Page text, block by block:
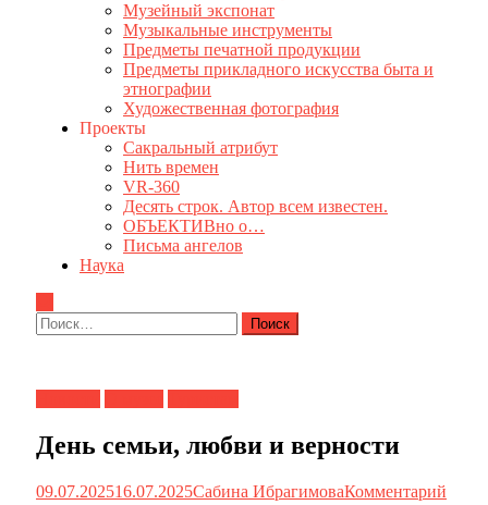
Музейный экспонат
Музыкальные инструменты
Предметы печатной продукции
Предметы прикладного искусства быта и
этнографии
Художественная фотография
Проекты
Сакральный атрибут
Нить времен
VR-360
Десять строк. Автор всем известен.
ОБЪЕКТИВно о…
Письма ангелов
Наука
Найти:
День семьи, любви и верности
09.07.202516.07.2025Сабина ИбрагимоваКомментарий